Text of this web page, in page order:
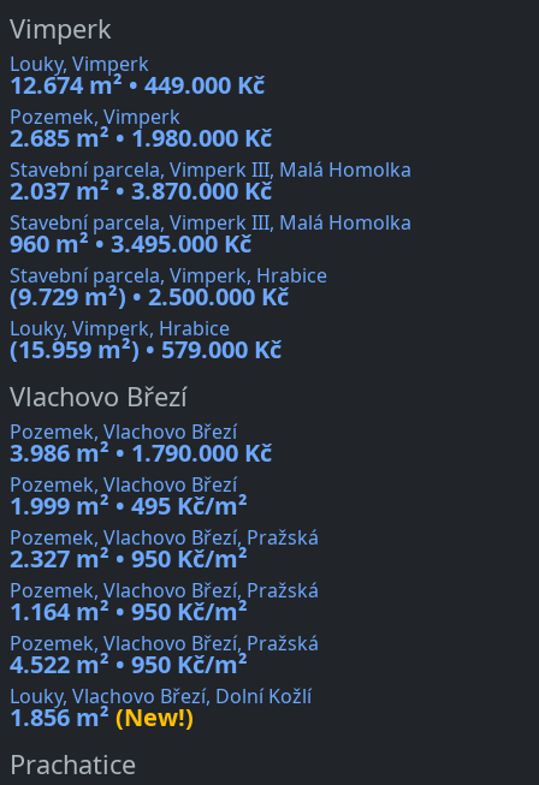
Vimperk
Louky, Vimperk
12.674 m² • 449.000 Kč
Pozemek, Vimperk
2.685 m² • 1.980.000 Kč
Stavební parcela, Vimperk III, Malá Homolka
2.037 m² • 3.870.000 Kč
Stavební parcela, Vimperk III, Malá Homolka
960 m² • 3.495.000 Kč
Stavební parcela, Vimperk, Hrabice
(9.729 m²) • 2.500.000 Kč
Louky, Vimperk, Hrabice
(15.959 m²) • 579.000 Kč
Vlachovo Březí
Pozemek, Vlachovo Březí
3.986 m² • 1.790.000 Kč
Pozemek, Vlachovo Březí
1.999 m² • 495 Kč/m²
Pozemek, Vlachovo Březí, Pražská
2.327 m² • 950 Kč/m²
Pozemek, Vlachovo Březí, Pražská
1.164 m² • 950 Kč/m²
Pozemek, Vlachovo Březí, Pražská
4.522 m² • 950 Kč/m²
Louky, Vlachovo Březí, Dolní Kožlí
1.856 m² (New!)
Prachatice